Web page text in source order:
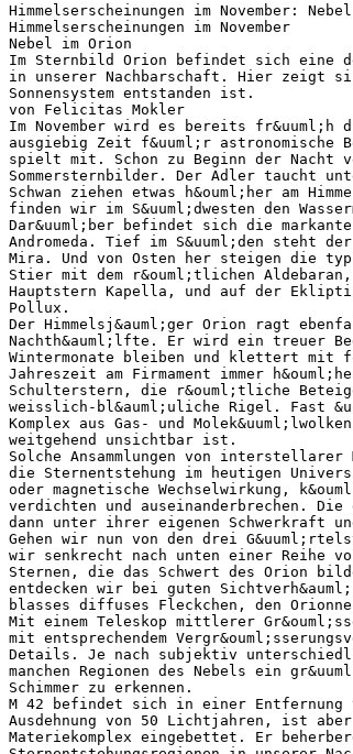
Himmelserscheinungen im November:
Himmelserscheinungen im November
Nebel im Orion
Im Sternbild Orion befindet sich eine
in unserer Nachbarschaft. Hier zeigt
Sonnensystem entstanden ist.
von Felicitas Mokler
Im November wird es bereits fr&uuml;h
ausgiebig Zeit f&uuml;r astronomische
spielt mit. Schon zu Beginn der Nacht
Sommersternbilder. Der Adler taucht
Schwan ziehen etwas h&ouml;her am
finden wir im S&uuml;dwesten den
Dar&uuml;ber befindet sich die
Andromeda. Tief im S&uuml;den steht
Mira. Und von Osten her steigen die
Stier mit dem r&ouml;tlichen Aldebaran,
Hauptstern Kapella, und auf der
Pollux.
Der Himmelsj&auml;ger Orion ragt
Nachth&auml;lfte. Er wird ein treuer
Wintermonate bleiben und klettert mit
Jahreszeit am Firmament immer
Schulterstern, die r&ouml;tliche
weisslich-bl&auml;uliche Rigel. Fast
Komplex aus Gas- und
weitgehend unsichtbar ist.
Solche Ansammlungen von
die Sternentstehung im heutigen
oder magnetische Wechselwirkung,
verdichten und auseinanderbrechen.
dann unter ihrer eigenen Schwerkraft
Gehen wir nun von den drei
wir senkrecht nach unten einer Reihe
Sternen, die das Schwert des Orion
entdecken wir bei guten
blasses diffuses Fleckchen, den
Mit einem Teleskop mittlerer
mit entsprechendem
Details. Je nach subjektiv
manchen Regionen des Nebels ein
Schimmer zu erkennen.
M 42 befindet sich in einer Entfernung
Ausdehnung von 50 Lichtjahren, ist
Materiekomplex eingebettet. Er